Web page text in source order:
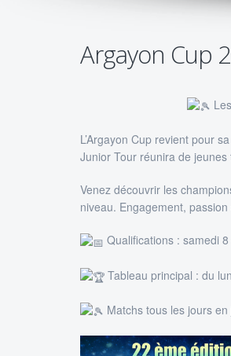
Argayon Cup
L’Argayon Cup revient pour
Junior Tour réunira de
Venez découvrir les
niveau. Engagement,
Qualifications : samedi
Tableau principal : du
Matchs tous les jours